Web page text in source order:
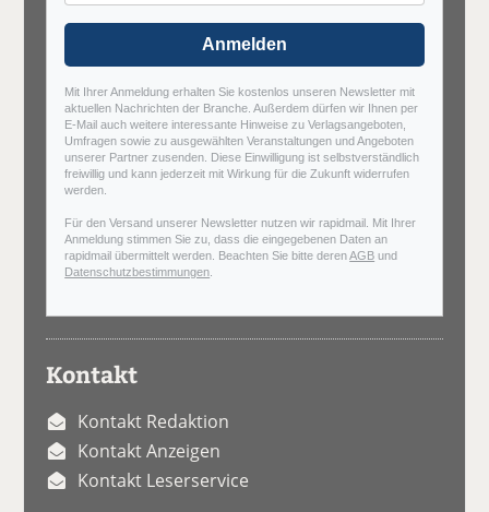
Anmelden
Mit Ihrer Anmeldung erhalten Sie kostenlos unseren Newsletter mit
aktuellen Nachrichten der Branche. Außerdem dürfen wir Ihnen per
E-Mail auch weitere interessante Hinweise zu Verlagsangeboten,
Umfragen sowie zu ausgewählten Veranstaltungen und Angeboten
unserer Partner zusenden. Diese Einwilligung ist selbstverständlich
freiwillig und kann jederzeit mit Wirkung für die Zukunft widerrufen
werden.
Für den Versand unserer Newsletter nutzen wir rapidmail. Mit Ihrer
Anmeldung stimmen Sie zu, dass die eingegebenen Daten an
rapidmail übermittelt werden. Beachten Sie bitte derenAGB und
Datenschutzbestimmungen
Kontakt
Kontakt Redaktion
Kontakt Anzeigen
Kontakt Leserservice